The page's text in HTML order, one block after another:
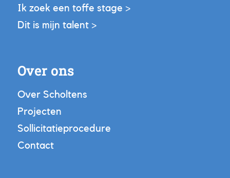
Ik zoek een toffe stage >
Dit is mijn talent >
Over ons
Over Scholtens
Projecten
Sollicitatieprocedure
Contact